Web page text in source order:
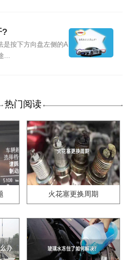
?
是按下方向盘左侧的A
...
热门阅读
火花塞更换周期